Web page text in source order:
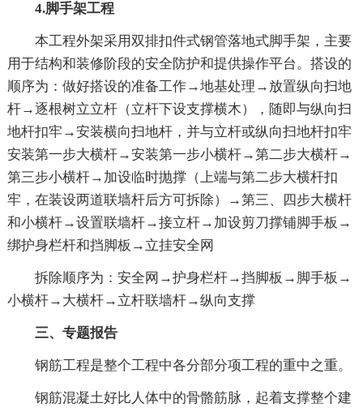
4.脚手架工程
本工程外架采用双排扣件式钢管落地式脚手架，主要
用于结构和装修阶段的安全防护和提供操作平台。搭设的
顺序为：做好搭设的准备工作→地基处理→放置纵向扫地
杆→逐根树立立杆（立杆下设支撑横木），随即与纵向扫
地杆扣牢→安装横向扫地杆，并与立杆或纵向扫地杆扣牢
安装第一步大横杆→安装第一步小横杆→第二步大横杆→
第三步小横杆→加设临时抛撑（上端与第二步大横杆扣
牢，在装设两道联墙杆后方可拆除）→第三、四步大横杆
和小横杆→设置联墙杆→接立杆→加设剪刀撑铺脚手板→
绑护身栏杆和挡脚板→立挂安全网
拆除顺序为：安全网→护身栏杆→挡脚板→脚手板→
小横杆→大横杆→立杆联墙杆→纵向支撑
三、专题报告
钢筋工程是整个工程中各分部分项工程的重中之重。
钢筋混凝土好比人体中的骨骼筋脉，起着支撑整个建